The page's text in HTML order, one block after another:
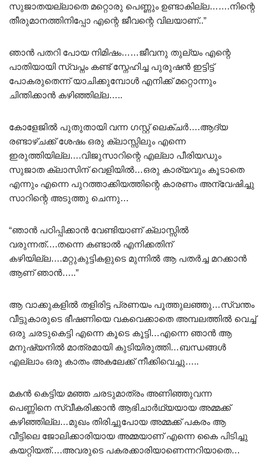
സുജാതയല്ലാതെ മറ്റൊരു പെണ്ണും ഉണ്ടാകില്ല…….നിന്റെ
തീരുമാനത്തിനിപ്പോ എന്റെ ജീവന്റെ വിലയാണ്..”
ഞാൻ പതറി പോയ നിമിഷം……ജീവനു തുല്യം എന്റെ
പാതിയായി സ്വപ്നം കണ്ട് സ്നേഹിച്ച പുരുഷൻ ഇട്ടിട്ട്
പോകരുതെന്ന് യാചിക്കുമ്പോൾ എനിക്ക് മറ്റൊന്നും
ചിന്തിക്കാൻ കഴിഞ്ഞില്ല…..
കോളേജിൽ പുതുതായി വന്ന ഗസ്റ്റ് ലെക്ചർ….ആദ്യ
രണ്ടാഴ്ചക്ക് ശേഷം ഒരു ക്ലാസ്സിലും എന്നെ
ഇരുത്തിയില്ല….വിജുസാറിന്റെ എല്ലാ പീരിയഡും
സുജാത ക്ലാസിന് വെളിയിൽ…ഒരു കാര്യവും കൂടാതെ
എന്നും എന്നെ പുറത്താക്കിയത്തിന്റെ കാരണം അന്വേഷിച്ചു
സാറിന്റെ അടുത്തു ചെന്നു…
“ഞാൻ പഠിപ്പിക്കാൻ വേണ്ടിയാണ് ക്ലാസ്സിൽ
വരുന്നത്….തന്നെ കണ്ടാൽ എനിക്കതിന്
കഴിയില്ല….മറ്റുകുട്ടികളുടെ മുന്നിൽ ആ പതർച്ച മറക്കാൻ
ആണ് ഞാൻ…..”
ആ വാക്കുകളിൽ തളിരിട്ട പ്രണയം പൂത്തുലഞ്ഞു…സ്വന്തം
വീട്ടുകാരുടെ ഭീഷണിയെ വകവെക്കാതെ അമ്പലത്തിൽ വെച്ച്
ഒരു ചരടുകെട്ടി എന്നെ കൂടെ കൂട്ടി…എന്നെ ഞാൻ ആ
മനുഷ്യനിൽ മാത്രമായി കുടിയിരുത്തി…ബന്ധങ്ങൾ
എല്ലാം ഒരു കാതം അകലേക്ക് നീക്കിവെച്ചു…..
മകൻ കെട്ടിയ മഞ്ഞ ചരടുമാത്രം അണിഞ്ഞുവന്ന
പെണ്ണിനെ സ്വീകരിക്കാൻ ആഭിചാർഥ്യയായ അമ്മക്ക്
കഴിഞ്ഞില്ല…മുഖം തിരിച്ചുപോയ അമ്മക്ക് പകരം ആ
വീട്ടിലെ ജോലിക്കാരിയായ അമ്മയാണ് എന്നെ കൈ പിടിച്ചു
കയറ്റിയത്….അവരുടെ പകരക്കാരിയാണെന്നറിയാതെ…